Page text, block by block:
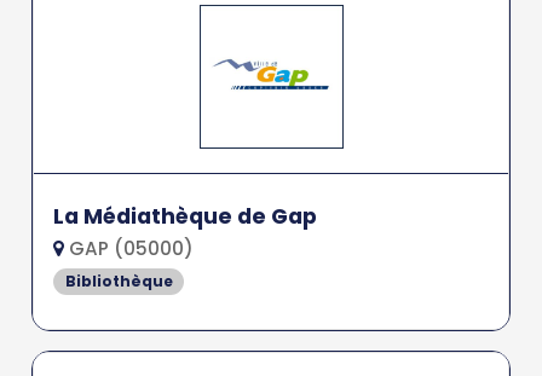
La Médiathèque de Gap
GAP (05000)
Bibliothèque